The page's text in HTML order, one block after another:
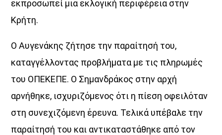
εκπροσωπεί µια εκλογική περιφέρεια στην
Κρήτη.
Ο Αυγενάκης ζήτησε την παραίτησή του,
καταγγέλλοντας προβλήµατα µε τις πληρωµές
του ΟΠΕΚΕΠΕ. Ο Σηµανδράκος στην αρχή
αρνήθηκε, ισχυριζόµενος ότι η πίεση οφειλόταν
στη συνεχιζόµενη έρευνα. Τελικά υπέβαλε την
παραίτησή του και αντικαταστάθηκε από τον